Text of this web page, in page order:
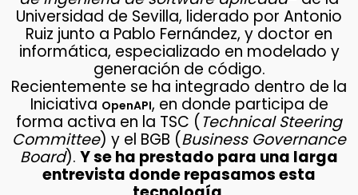
Universidad de Sevilla, liderado por Antonio
Ruiz junto a Pablo Fernández, y doctor en
informática, especializado en modelado y
generación de código.
Recientemente se ha integrado dentro de la
Iniciativa OpenAPI, en donde participa de
forma activa en la TSC (Technical Steering
Committee) y el BGB (Business Governance
Board). Y se ha prestado para una larga
entrevista donde repasamos esta